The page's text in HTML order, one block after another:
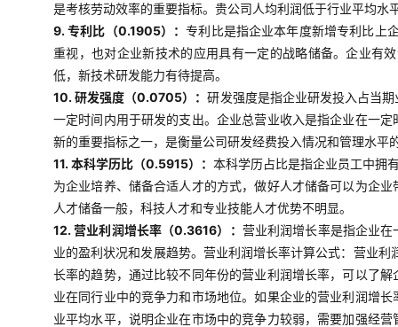
是考核劳动效率的重要指标。贵公司人均利润低于行业平均
9. 专利比（0.1905）：专利比是指企业本年度新增专利比上
重视，也对企业新技术的应用具有一定的战略储备。企业有
低，新技术研发能力有待提高。
10. 研发强度（0.0705）：研发强度是指企业研发投入占当
一定时间内用于研发的支出。企业总营业收入是指企业在一
新的重要指标之一，是衡量公司研发经费投入情况和管理水
11. 本科学历比（0.5915）： 本科学历占比是指企业员工中拥
为企业培养、储备合适人才的方式，做好人才储备可以为企
人才储备一般，科技人才和专业技能人才优势不明显。
12. 营业利润增长率（0.3616）： 营业利润增长率是指企业
业的盈利状况和发展趋势。营业利润增长率计算公式：营业
长率的趋势，通过比较不同年份的营业利润增长率，可以了
业在同行业中的竞争力和市场地位。如果企业的营业利润增
业平均水平，说明企业在市场中的竞争力较弱，需要加强经